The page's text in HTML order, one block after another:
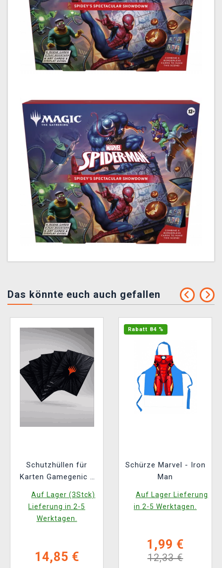
Das könnte euch auch gefallen
Schutzhüllen für
Karten Gamegenic -
- Premium Double
Sleeving Comic Burst
Black (105 Stk.)
Auf Lager (3Stck)
Lieferung in 2-5
Werktagen.
14,85 €
Rabatt 84 %
Schürze Marvel - Iron
Man
Auf Lager Lieferung
in 2-5 Werktagen.
1,99 €
12,33 €